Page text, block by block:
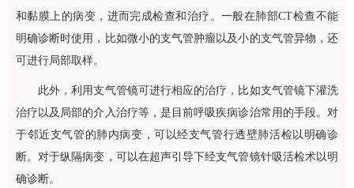
和黏膜上的病变，进而完成检查和治疗。一般在肺部CT检查不能
明确诊断时使用，比如微小的支气管肿瘤以及小的支气管异物，还
可进行局部取样。
此外，利用支气管镜可进行相应的治疗，比如支气管镜下灌洗
治疗以及局部的介入治疗等，是目前呼吸疾病诊治常用的手段。对
于邻近支气管的肺内病变，可以经支气管行透壁肺活检以明确诊
断。对于纵隔病变，可以在超声引导下经支气管镜针吸活检术以明
确诊断。